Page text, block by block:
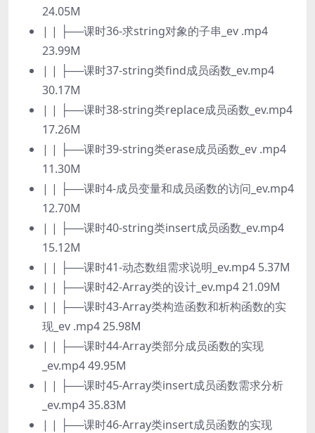
24.05M
| | ├──课时36-求string对象的子串_ev .mp4
23.99M
| | ├──课时37-string类find成员函数_ev.mp4
30.17M
| | ├──课时38-string类replace成员函数_ev.mp4
17.26M
| | ├──课时39-string类erase成员函数_ev .mp4
11.30M
| | ├──课时4-成员变量和成员函数的访问_ev.mp4
12.70M
| | ├──课时40-string类insert成员函数_ev.mp4
15.12M
| | ├──课时41-动态数组需求说明_ev.mp4 5.37M
| | ├──课时42-Array类的设计_ev.mp4 21.09M
| | ├──课时43-Array类构造函数和析构函数的实
现_ev .mp4 25.98M
| | ├──课时44-Array类部分成员函数的实现
_ev.mp4 49.95M
| | ├──课时45-Array类insert成员函数需求分析
_ev.mp4 35.83M
| | ├──课时46-Array类insert成员函数的实现